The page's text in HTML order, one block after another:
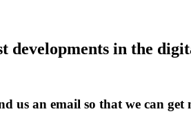
developments in the
us an email so that we can